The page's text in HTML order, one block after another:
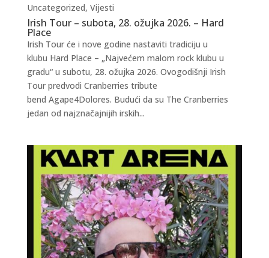
Irish Tour – subota, 28. ožujka 2026. – Hard
Place
Uncategorized, Vijesti
Irish Tour će i nove godine nastaviti tradiciju u
klubu Hard Place – „Najvećem malom rock klubu u
gradu“ u subotu, 28. ožujka 2026. Ovogodišnji Irish
Tour predvodi Cranberries tribute
bend Agape4Dolores. Budući da su The Cranberries
jedan od najznačajnijih irskih...